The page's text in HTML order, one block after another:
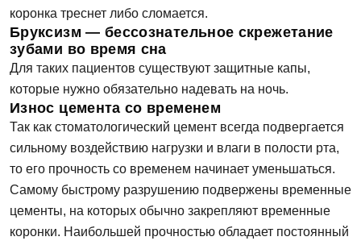
коронка треснет либо сломается.
Бруксизм — бессознательное скрежетание
зубами во время сна
Для таких пациентов существуют защитные капы,
которые нужно обязательно надевать на ночь.
Износ цемента со временем
Так как стоматологический цемент всегда подвергается
сильному воздействию нагрузки и влаги в полости рта,
то его прочность со временем начинает уменьшаться.
Самому быстрому разрушению подвержены временные
цементы, на которых обычно закрепляют временные
коронки. Наибольшей прочностью обладает постоянный